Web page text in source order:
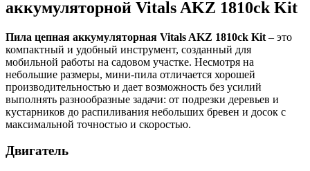
аккумуляторной Vitals AKZ 1810ck Kit
Пила цепная аккумуляторная Vitals AKZ 1810ck Kit – это
компактный и удобный инструмент, созданный для
мобильной работы на садовом участке. Несмотря на
небольшие размеры, мини-пила отличается хорошей
производительностью и дает возможность без усилий
выполнять разнообразные задачи: от подрезки деревьев и
кустарников до распиливания небольших бревен и досок с
максимальной точностью и скоростью.
Двигатель